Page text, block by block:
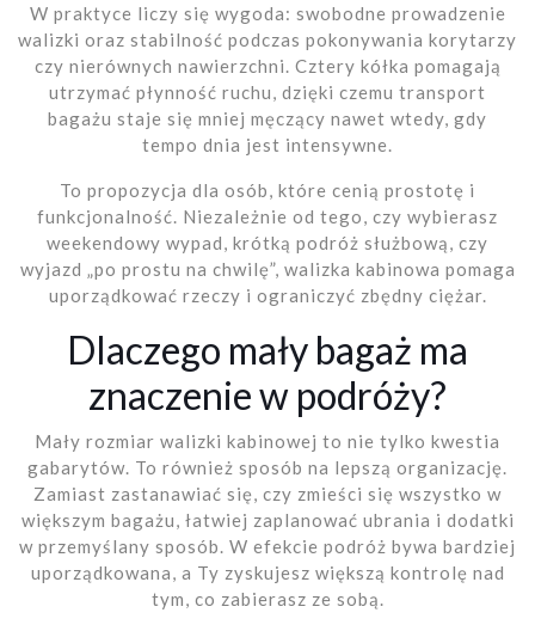
W praktyce liczy się wygoda: swobodne prowadzenie
walizki oraz stabilność podczas pokonywania korytarzy
czy nierównych nawierzchni. Cztery kółka pomagają
utrzymać płynność ruchu, dzięki czemu transport
bagażu staje się mniej męczący nawet wtedy, gdy
tempo dnia jest intensywne.
To propozycja dla osób, które cenią prostotę i
funkcjonalność. Niezależnie od tego, czy wybierasz
weekendowy wypad, krótką podróż służbową, czy
wyjazd „po prostu na chwilę”, walizka kabinowa pomaga
uporządkować rzeczy i ograniczyć zbędny ciężar.
Dlaczego mały bagaż ma
znaczenie w podróży?
Mały rozmiar walizki kabinowej to nie tylko kwestia
gabarytów. To również sposób na lepszą organizację.
Zamiast zastanawiać się, czy zmieści się wszystko w
większym bagażu, łatwiej zaplanować ubrania i dodatki
w przemyślany sposób. W efekcie podróż bywa bardziej
uporządkowana, a Ty zyskujesz większą kontrolę nad
tym, co zabierasz ze sobą.